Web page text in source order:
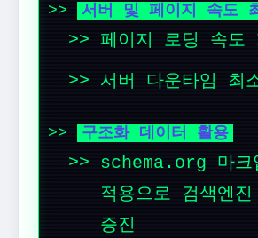
서버 및 페이지 속도
페이지 로딩 속도
서버 다운타임 최
구조화 데이터 활용
schema.org 마크
적용으로 검색엔
증진